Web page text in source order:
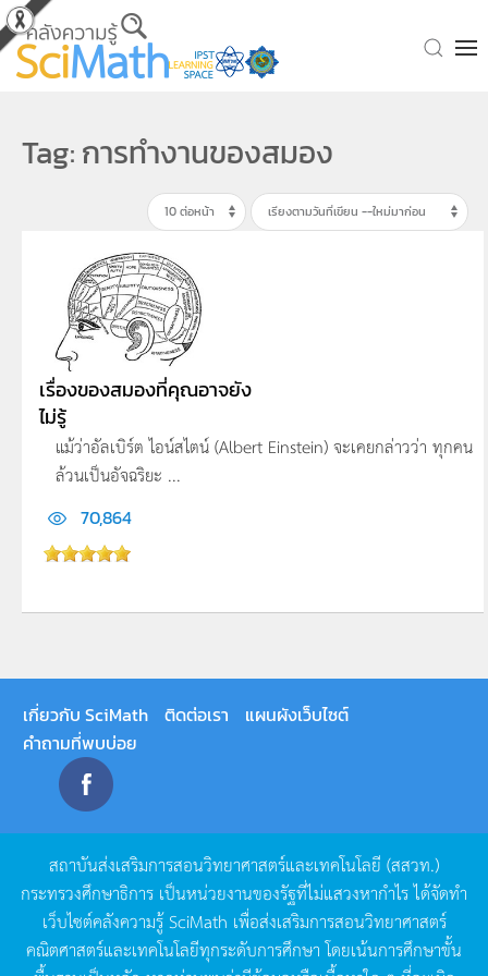
Skip to main content
Tag: การทำงานของสมอง
เรื่องของสมองที่คุณอาจยัง
ไม่รู้
แม้ว่าอัลเบิร์ต ไอน์สไตน์ (Albert Einstein) จะเคยกล่าวว่า ทุกคน
ล้วนเป็นอัจฉริยะ ...
70,864
เกี่ยวกับ SciMath ติดต่อเรา
แผนผังเว็บไซต์
คำถามที่พบบ่อย
สถาบันส่งเสริมการสอนวิทยาศาสตร์และเทคโนโลยี (สสวท.)
กระทรวงศึกษาธิการ เป็นหน่วยงานของรัฐที่ไม่แสวงหากำไรได้จัดทำ
เว็บไซต์คลังความรู้SciMath เพื่อส่งเสริมการสอนวิทยาศาสตร์
คณิตศาสตร์และเทคโนโลยีทุกระดับการศึกษา โดยเน้นการศึกษาขั้น